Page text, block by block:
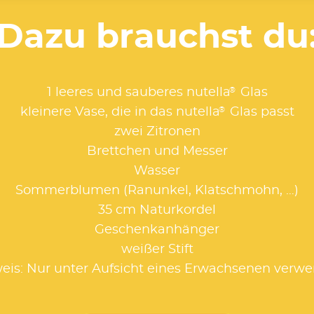
brauchst
1 leeres und sauberes nutella®
Glas
kleinere Vase, die in das nutella®
Glas passt
zwei Zitronen
Brettchen und Messer
Wasser
Sommerblumen (Ranunkel, Klatschmohn, …)
35 cm Naturkordel
Geschenkanhänger
weißer Stift
Nur unter Aufsicht eines Erwachsenen